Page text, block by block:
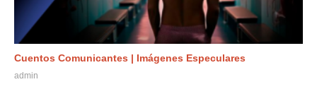
Cuentos Comunicantes | Imágenes Especulares
admin